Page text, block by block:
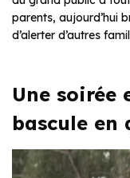
parents, aujourd’hui
d’alerter d’autres
Une soirée
bascule en